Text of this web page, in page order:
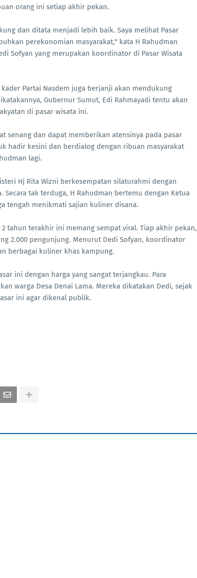
orang ini setiap akhir pekan.
dan ditata menjadi lebih baik. Saya melihat Pasar
perekonomian masyarakat," kata H Rahudman
Sofyan yang merupakan koordinator di Pasar Wisata
Partai Nasdem juga berjanji akan mendukung
Gubernur Sumut, Edi Rahmayadi tentu akan
di pasar wisata ini.
senang dan dapat memberikan atensinya pada pasar
hadir kesini dan berdialog dengan ribuan masyarakat
lagi.
Hj Rita Wizni berkesempatan silaturahmi dengan
Secara tak terduga, H Rahudman bertemu dengan Ketua
tengah menikmati sajian kuliner disana.
2 tahun terakhir ini memang sempat viral. Tiap akhir pekan,
2.000 pengunjung. Menurut Dedi Sofyan, koordinator
berbagai kuliner khas kampung.
ini dengan harga yang sangat terjangkau. Para
warga Desa Denai Lama. Mereka dikatakan Dedi, sejak
ini agar dikenal publik.